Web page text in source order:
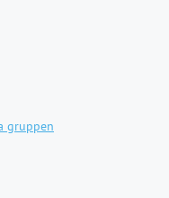
gruppen